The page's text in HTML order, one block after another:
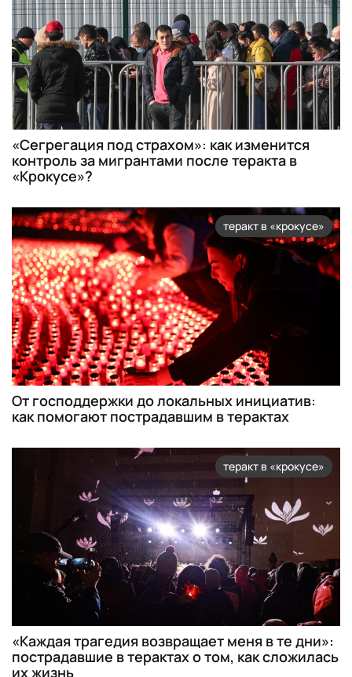
«Сегрегация под страхом»: как изменится
контроль за мигрантами после теракта в
«Крокусе»?
теракт в «крокусе»
От господдержки до локальных инициатив:
как помогают пострадавшим в терактах
теракт в «крокусе»
«Каждая трагедия возвращает меня в те дни»:
пострадавшие в терактах о том, как сложилась
их жизнь